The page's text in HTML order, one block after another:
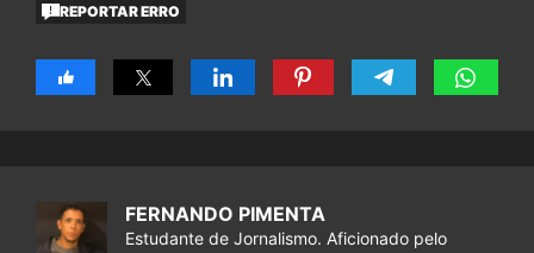
REPORTAR ERRO
FERNANDO PIMENTA
Estudante de Jornalismo. Aficionado pelo